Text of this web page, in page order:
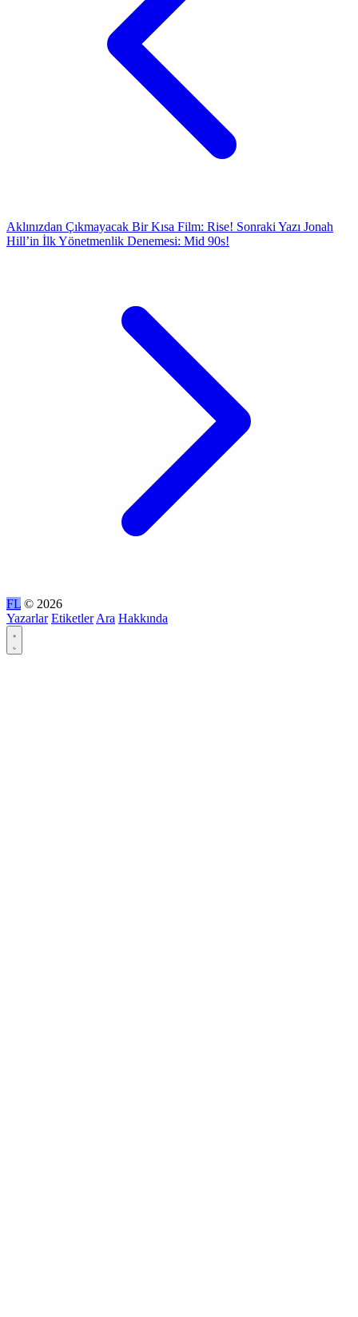
Aklınızdan Çıkmayacak Bir Kısa Film: Rise! Sonraki Yazı Jonah
Hill’in İlk Yönetmenlik Denemesi: Mid 90s!
FL © 2026
Yazarlar Etiketler Ara Hakkında